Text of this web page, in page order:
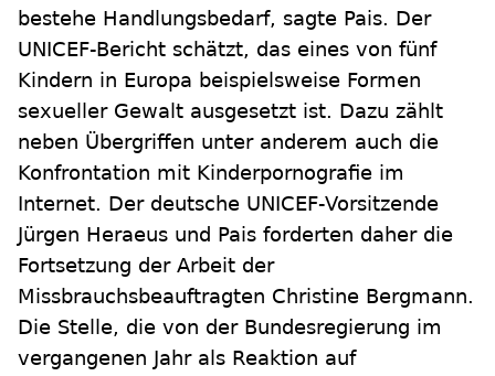
bestehe Handlungsbedarf, sagte Pais. Der
UNICEF-Bericht schätzt, das eines von fünf
Kindern in Europa beispielsweise Formen
sexueller Gewalt ausgesetzt ist. Dazu zählt
neben Übergriffen unter anderem auch die
Konfrontation mit Kinderpornografie im
Internet. Der deutsche UNICEF-Vorsitzende
Jürgen Heraeus und Pais forderten daher die
Fortsetzung der Arbeit der
Missbrauchsbeauftragten Christine Bergmann.
Die Stelle, die von der Bundesregierung im
vergangenen Jahr als Reaktion auf